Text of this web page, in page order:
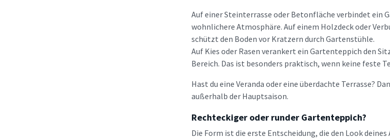
Auf einer Steinterrasse oder Betonfläche verbindet ein
wohnlichere Atmosphäre. Auf einem Holzdeck oder
schützt den Boden vor Kratzern durch Gartenstühle.
Auf Kies oder Rasen verankert ein Gartenteppich den
Bereich. Das ist besonders praktisch, wenn keine feste
Hast du eine Veranda oder eine überdachte Terrasse?
außerhalb der Hauptsaison.
Rechteckiger oder runder Gartenteppich?
Die Form ist die erste Entscheidung, die den Look